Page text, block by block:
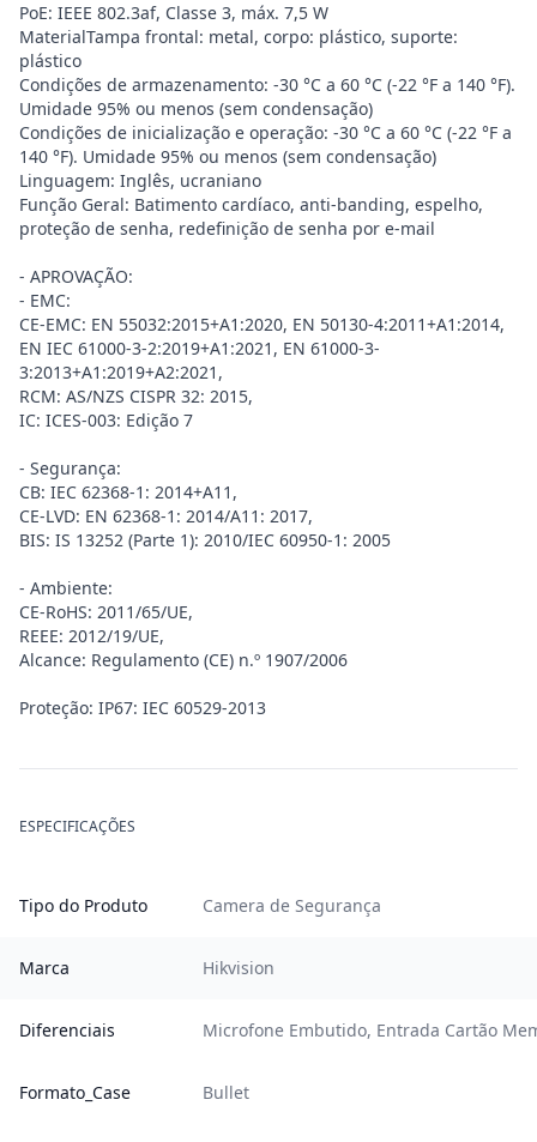
PoE: IEEE 802.3af, Classe 3, máx. 7,5 W
MaterialTampa frontal: metal, corpo: plástico, suporte:
plástico
Condições de armazenamento: -30 °C a 60 °C (-22 °F a 140 °F).
Umidade 95% ou menos (sem condensação)
Condições de inicialização e operação: -30 °C a 60 °C (-22 °F a
140 °F). Umidade 95% ou menos (sem condensação)
Linguagem: Inglês, ucraniano
Função Geral: Batimento cardíaco, anti-banding, espelho,
proteção de senha, redefinição de senha por e-mail
- APROVAÇÃO:
- EMC:
CE-EMC: EN 55032:2015+A1:2020, EN 50130-4:2011+A1:2014,
EN IEC 61000-3-2:2019+A1:2021, EN 61000-3-
3:2013+A1:2019+A2:2021,
RCM: AS/NZS CISPR 32: 2015,
IC: ICES-003: Edição 7
- Segurança:
CB: IEC 62368-1: 2014+A11,
CE-LVD: EN 62368-1: 2014/A11: 2017,
BIS: IS 13252 (Parte 1): 2010/IEC 60950-1: 2005
- Ambiente:
CE-RoHS: 2011/65/UE,
REEE: 2012/19/UE,
Alcance: Regulamento (CE) n.º 1907/2006
Proteção: IP67: IEC 60529-2013
ESPECIFICAÇÕES
Tipo do Produto Camera de Segurança
Marca Hikvision
Diferenciais Microfone Embutido, Entrada Cartão
Formato_Case Bullet